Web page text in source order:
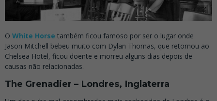
O White Horse também ficou famoso por ser o lugar onde
Jason Mitchell bebeu muito com Dylan Thomas, que retornou ao
Chelsea Hotel, ficou doente e morreu alguns dias depois de
causas não relacionadas.
The Grenadier – Londres, Inglaterra